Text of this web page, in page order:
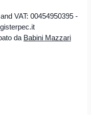
VAT: 00454950395 -
da Babini Mazzari